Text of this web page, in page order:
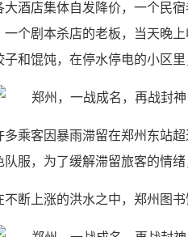
大酒店集体自发降价，一个民
一个剧本杀店的老板，当天晚
子和馄饨，在停水停电的小区
多乘客因暴雨滞留在郑州东站
队服，为了缓解滞留旅客的情
不断上涨的洪水之中，郑州图